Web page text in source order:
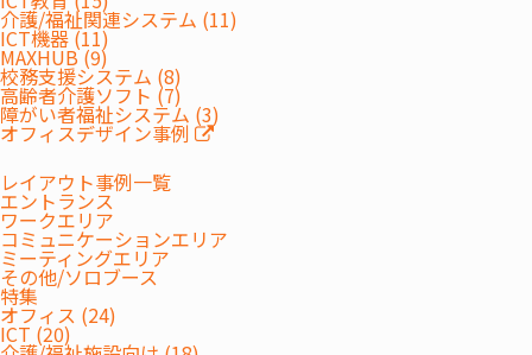
介護/福祉関連システム (11)
ICT機器 (11)
MAXHUB (9)
校務支援システム (8)
高齢者介護ソフト (7)
障がい者福祉システム (3)
オフィスデザイン事例
レイアウト事例一覧
エントランス
ワークエリア
コミュニケーションエリア
ミーティングエリア
その他/ソロブース
特集
オフィス (24)
ICT (20)
講
きない場合がございます。お客さま社内で視聴さ
主
お問
い合
わせ
受付は終了しました。